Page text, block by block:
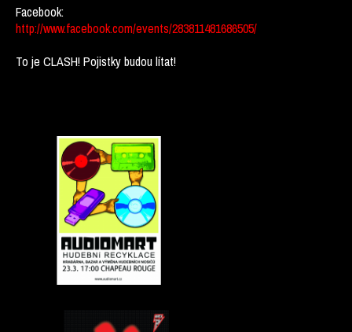
Facebook:
http://www.facebook.com/events/283811481686505/
To je CLASH! Pojistky budou lítat!